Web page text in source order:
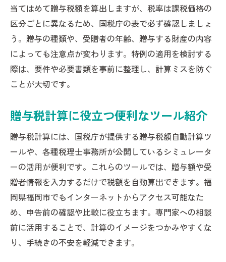
当てはめて贈与税額を算出しますが、税率は課税価格の
区分ごとに異なるため、国税庁の表で必ず確認しましょ
う。贈与の種類や、受贈者の年齢、贈与する財産の内容
によっても注意点が変わります。特例の適用を検討する
際は、要件や必要書類を事前に整理し、計算ミスを防ぐ
ことが大切です。
贈与税計算に役立つ便利なツール紹介
贈与税計算には、国税庁が提供する贈与税額自動計算ツ
ールや、各種税理士事務所が公開しているシミュレータ
ーの活用が便利です。これらのツールでは、贈与額や受
贈者情報を入力するだけで税額を自動算出できます。福
岡県福岡市でもインターネットからアクセス可能なた
め、申告前の確認や比較に役立ちます。専門家への相談
前に活用することで、計算のイメージをつかみやすくな
り、手続きの不安を軽減できます。